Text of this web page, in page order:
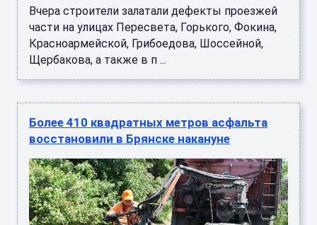
Вчера строители залатали дефекты проезжей
части на улицах Пересвета, Горького, Фокина,
Красноармейской, Грибоедова, Шоссейной,
Щербакова, а также в п ...
Более 410 квадратных метров асфальта
восстановили в Брянске накануне